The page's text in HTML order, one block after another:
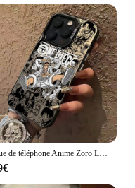
Coque de téléphone Anime Zoro Luffy, étui mat Anti-chute pour iPhone 16 15 14 13 12 11 mini Pro Max X XR XSMAX 8 Plus, pièces en P